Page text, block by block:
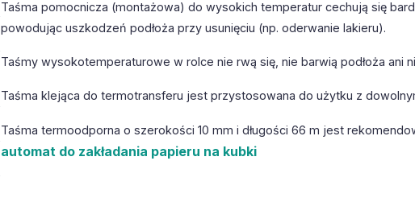
Taśma pomocnicza (montażowa) do wysokich temperatur cechują się
powodując uszkodzeń podłoża przy usunięciu (np. oderwanie lakieru).
Taśmy wysokotemperaturowe w rolce nie rwą się, nie barwią podłoża ani
Taśma klejąca do termotransferu jest przystosowana do użytku z
Taśma termoodporna o szerokości 10 mm i długości 66 m jest
automat do zakładania papieru na kubki